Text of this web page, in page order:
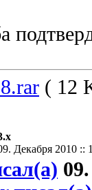
( 12
Декабря 2010 ::